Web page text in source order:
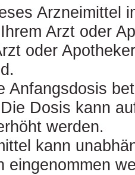
Arzneimittel
Arzt oder
oder
Anfangsdosis
Dosis kann
werden.
kann
eingenommen